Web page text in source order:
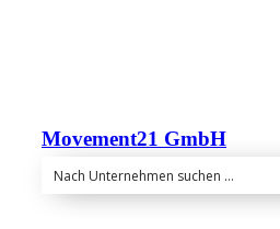
Movement21 GmbH